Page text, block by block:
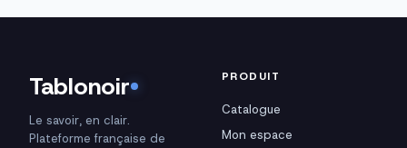
Tablonoir
Le savoir, en clair.
Plateforme française de
PRODUIT
Catalogue
Mon espace